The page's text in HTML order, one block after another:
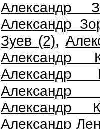
Александр
Александр
Зуев (2),
Александр
Александр
Александр
Александр
Александр